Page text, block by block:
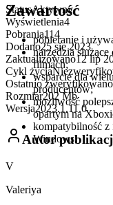
Zawartość
pobieranie i
narzędzia
filmach;
wsparcie dla
producentów;
możliwość
opartym na
kompatybilność z
Windows.
StatusAktywny
Wyświetlenia4
Pobrania114
Dodano25 sie 2023
Zaktualizowano12 lip
Cykl życia
Ostatnio zweryfikowano
Rozmiar202 Mb
Wersja2023.1.11.0
Autor
V
Valeriya